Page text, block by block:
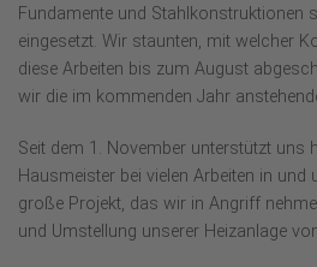
Fundamente und Stahlkonstruktionen
eingesetzt. Wir staunten, mit welcher
diese Arbeiten bis zum August
wir die im kommenden Jahr
Seit dem 1. November unterstützt uns
Hausmeister bei vielen Arbeiten in
große Projekt, das wir in Angriff
und Umstellung unserer Heizanlage